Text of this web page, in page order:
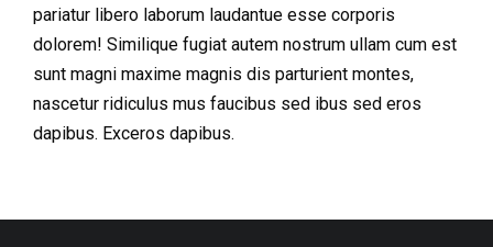
pariatur libero laborum laudantue esse corporis
dolorem! Similique fugiat autem nostrum ullam cum est
sunt magni maxime magnis dis parturient montes,
nascetur ridiculus mus faucibus sed ibus sed eros
dapibus. Exceros dapibus.